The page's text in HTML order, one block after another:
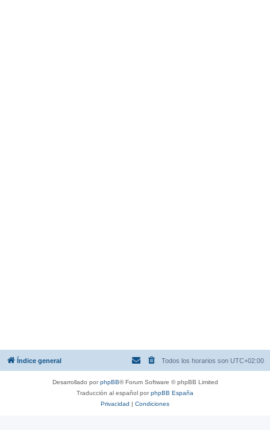
Índice general Todos los horarios son UTC+02:00
Desarrollado porphpBB® Forum Software © phpBB Limited
Traducción al español porphpBB España
Privacidad | Condiciones